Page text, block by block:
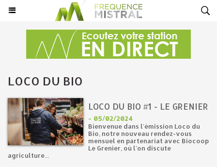
LOCO DU BIO
LOCO DU BIO #1 - LE GRENIER
- 05/02/2024
Bienvenue dans l'émission Loco du
Bio, notre nouveau rendez-vous
mensuel en partenariat avec Biocoop
Le Grenier, où l'on discute
agriculture...